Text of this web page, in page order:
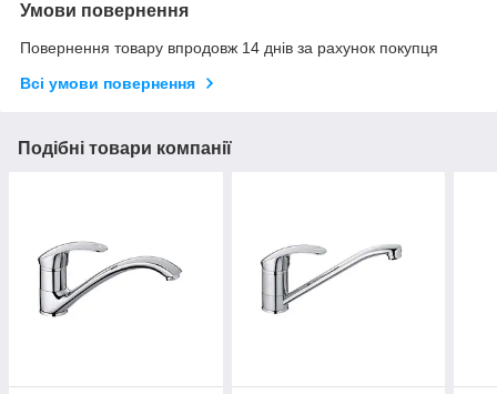
Умови повернення
Повернення товару впродовж 14 днів за рахунок покупця
Всі умови повернення
Подібні товари компанії